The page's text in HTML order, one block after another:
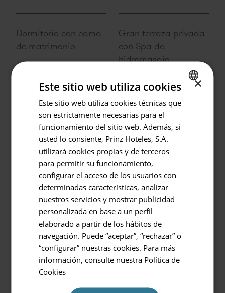
Volver
Hotel o Destino
Prinsotel La Pineda
Entrada / Salida
10.08.2026 - 11.08.2026
Ocupación
2 personas
Código Promocional
Dormitorio con cama
de matrimonio
Gran terraza privada
con Spa de
hidromasaje
Salón comedor
independiente con
sofá cama
Cocina equipada
Además incluye
SPANISH
×
Este sitio web utiliza cookies
Este sitio web utiliza cookies técnicas que
son estrictamente necesarias para el
funcionamiento del sitio web. Además, si
usted lo consiente, Prinz Hoteles, S.A.
utilizará cookies propias y de terceros
para permitir su funcionamiento,
configurar el acceso de los usuarios con
determinadas características, analizar
nuestros servicios y mostrar publicidad
personalizada en base a un perfil
elaborado a partir de los hábitos de
navegación. Puede “aceptar”, “rechazar” o
“configurar” nuestras cookies. Para más
información, consulte nuestra Política de
Cookies